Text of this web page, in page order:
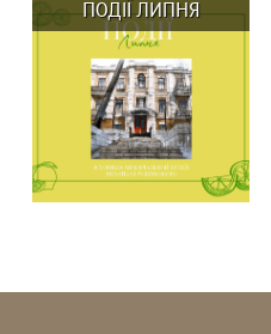
До Дня Незалежності
Музей Михайла
Грушевського та бренд...
ПОДІЇ ЛИПНЯ